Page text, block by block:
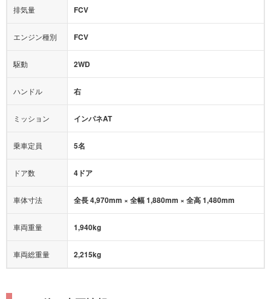
ミュージックプレイヤー接続可
後席モニター
サポカー
アダプティブクルーズコントロール
ヒルディセントコントロール
オートマチックハイビーム
排気量 FCV
エンジン種別 FCV
駆動 2WD
ハンドル 右
ミッション インパネAT
乗車定員 5名
ドア数 4ドア
車体寸法 全長 4,970mm × 全幅 1,880mm × 全高 1,480mm
車両重量 1,940kg
車両総重量 2,215kg